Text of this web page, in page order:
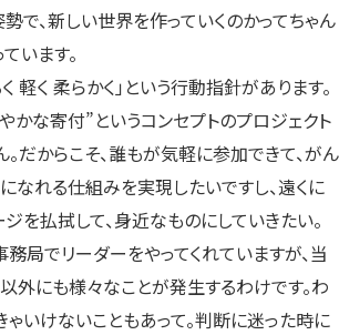
で、新しい世界を作っていくのかってちゃん
います。
軽く 柔らかく」という行動指針があります。
かな寄付”というコンセプトのプロジェクト
だからこそ、誰もが気軽に参加できて、がん
なれる仕組みを実現したいですし、遠くに
を払拭して、身近なものにしていきたい。
局でリーダーをやってくれていますが、当
外にも様々なことが発生するわけです。わ
いけないこともあって。判断に迷った時に